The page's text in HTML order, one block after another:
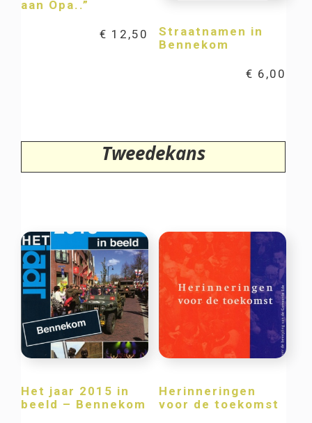
aan Opa..”
€ 12,50
Straatnamen in
Bennekom
€ 6,00
Tweedekans
Het jaar 2015 in
beeld – Bennekom
Herinneringen
voor de toekomst